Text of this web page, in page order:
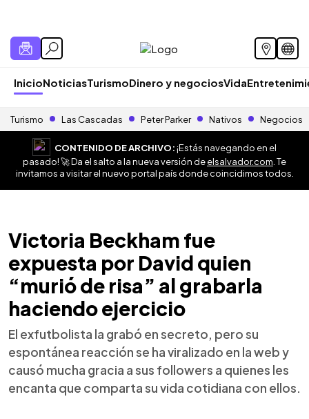
InicioNoticiasTurismoDinero y negociosVida
Turismo Las Cascadas Peter Parker Nativos Negocios
CONTENIDO DE ARCHIVO:¡Estás navegando en el
pasado! 🚀 Da el salto a la nueva versión deelsalvador.com . Te
invitamos a visitar el nuevo portal país donde coincidimos todos.
Victoria Beckham fue
expuesta por David quien
“murió de risa” al grabarla
haciendo ejercicio
El exfutbolista la grabó en secreto, pero su
espontánea reacción se ha viralizado en la web y
causó mucha gracia a sus followers a quienes les
encanta que comparta su vida cotidiana con ellos.